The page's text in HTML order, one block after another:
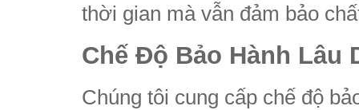
thời gian mà vẫn đảm bảo
Chế Độ Bảo Hành Lâu
Chúng tôi cung cấp chế độ